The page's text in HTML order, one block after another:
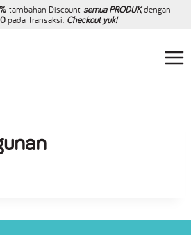
% tambahan Discount semua PRODUK, dengan
pada Transaksi. Checkout yuk!